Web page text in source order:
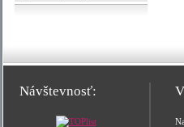
Návštevnosť: